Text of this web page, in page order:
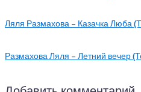
Ляля Размахова – Казачка Люба
Размахова Ляля – Летний вечер